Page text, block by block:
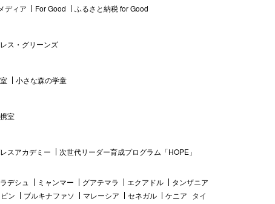
ディア For Good ふるさと納税 for Good
ス・グリーンズ
小さな森の学童
室
スアカデミー 次世代リーダー育成プログラム「HOPE」
デシュ ミャンマー グアテマラ エクアドル
タンザニア
ン
ブルキナファソ マレーシア セネガル ケニア タイ